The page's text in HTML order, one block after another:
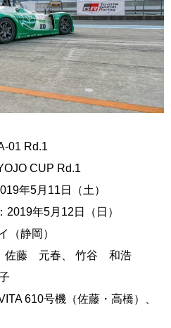
01 Rd.1
CUP Rd.1
年5月11日（土）
2019年5月12日（日）
（静岡）
佐藤 元春、 竹谷 和浩
610号機（佐藤・高橋）、